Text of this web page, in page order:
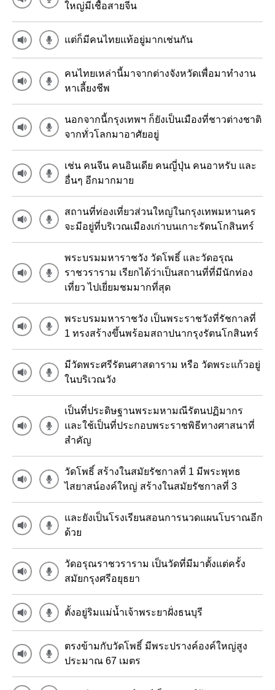
ใหญ่มีเชื้อสายจีน
แต่ก็มีคนไทยแท้อยู่มากเช่นกัน
คนไทยเหล่านี้มาจากต่างจังหวัดเพื่อมาทำงาน
หาเลี้ยงชีพ
นอกจากนี้กรุงเทพฯ ก็ยังเป็นเมืองที่ชาวต่างชาติ
จากทั่วโลกมาอาศัยอยู่
เช่น คนจีน คนอินเดีย คนญี่ปุ่น คนอาหรับ และ
อื่นๆ อีกมากมาย
สถานที่ท่องเที่ยวส่วนใหญ่ในกรุงเทพมหานคร
จะมีอยู่ที่บริเวณเมืองเก่าบนเกาะรัตนโกสินทร์
พระบรมมหาราชวัง วัดโพธิ์ และวัดอรุณ
ราชวราราม เรียกได้ว่าเป็นสถานที่ที่มีนักท่อง
เที่ยว ไปเยี่ยมชมมากที่สุด
พระบรมมหาราชวัง เป็นพระราชวังที่รัชกาลที่
1 ทรงสร้างขึ้นพร้อมสถาปนากรุงรัตนโกสินทร์
มีวัดพระศรีรัตนศาสดาราม หรือ วัดพระแก้วอยู่
ในบริเวณวัง
เป็นที่ประดิษฐานพระมหามณีรัตนปฏิมากร
และใช้เป็นที่ประกอบพระราชพิธีทางศาสนาที่
สำคัญ
วัดโพธิ์ สร้างในสมัยรัชกาลที่ 1 มีพระพุทธ
ไสยาสน์องค์ใหญ่ สร้างในสมัยรัชกาลที่ 3
และยังเป็นโรงเรียนสอนการนวดแผนโบราณอีก
ด้วย
วัดอรุณราชวราราม เป็นวัดที่มีมาตั้งแต่ครั้ง
สมัยกรุงศรีอยุธยา
ตั้งอยู่ริมแม่น้ำเจ้าพระยาฝั่งธนบุรี
ตรงข้ามกับวัดโพธิ์ มีพระปรางค์องค์ใหญ่สูง
ประมาณ 67 เมตร